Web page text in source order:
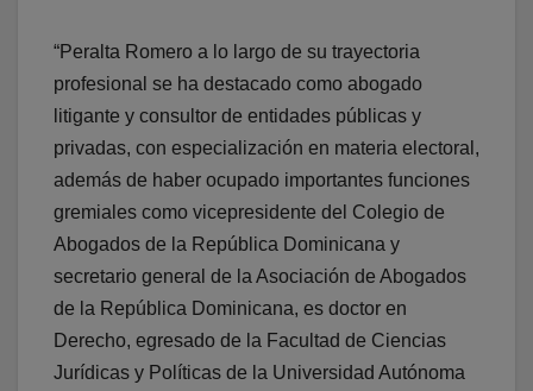
“Peralta Romero a lo largo de su trayectoria
profesional se ha destacado como abogado
litigante y consultor de entidades públicas y
privadas, con especialización en materia electoral,
además de haber ocupado importantes funciones
gremiales como vicepresidente del Colegio de
Abogados de la República Dominicana y
secretario general de la Asociación de Abogados
de la República Dominicana, es doctor en
Derecho, egresado de la Facultad de Ciencias
Jurídicas y Políticas de la Universidad Autónoma